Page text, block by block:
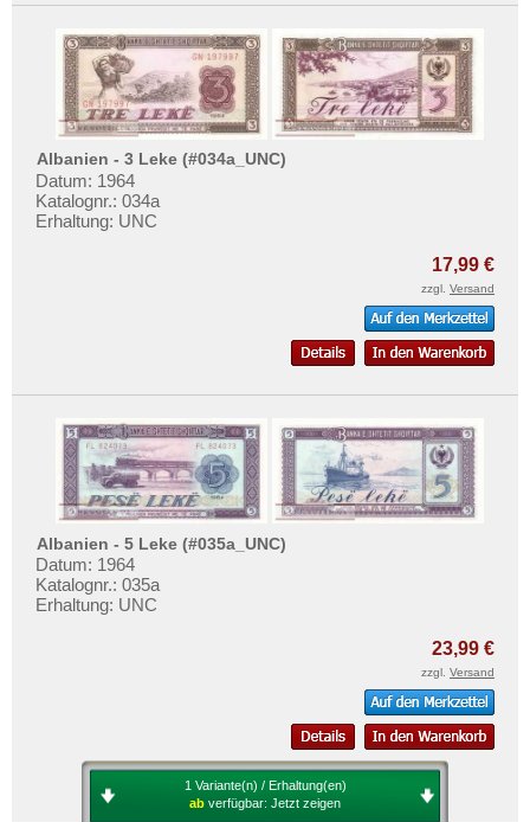
Albanien - 3 Leke (#034a_UNC)
Datum: 1964
Katalognr.: 034a
Erhaltung: UNC
17,99 €
zzgl. Versand
Albanien - 5 Leke (#035a_UNC)
Datum: 1964
Katalognr.: 035a
Erhaltung: UNC
23,99 €
zzgl. Versand
1 Variante(n) / Erhaltung(en)
ab verfügbar: Jetzt zeigen